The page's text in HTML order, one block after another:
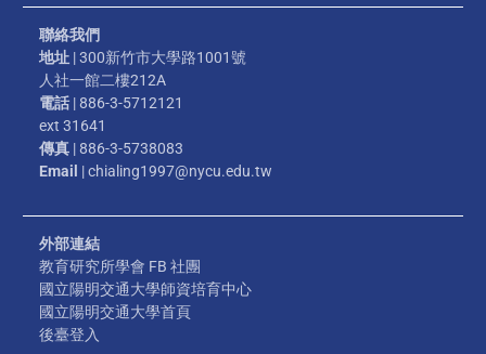
聯絡我們
地址 | 300新竹市大學路1001號
人社一館二樓212A
電話 | 886-3-5712121
ext 31641
傳真 | 886-3-5738083
Email | chialing1997@nycu.edu.tw
外部連結
教育研究所學會 FB 社團
國立陽明交通大學師資培育中心
國立陽明交通大學首頁
後臺登入